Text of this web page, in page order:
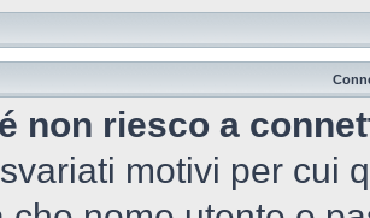
non riesco a
motivi per cui